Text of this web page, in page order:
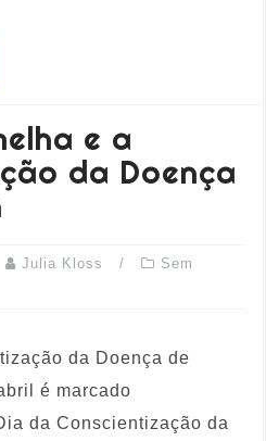
e a
da Doença
Julia Kloss
Sem
da Doença de
é marcado
da Conscientização da